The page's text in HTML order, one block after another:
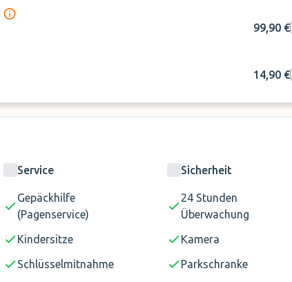
99,90 €
14,90 €
Service
Gepäckhilfe
(Pagenservice)
Kindersitze
Schlüsselmitnahme
Sicherheit
24 Stunden
Überwachung
Kamera
Parkschranke